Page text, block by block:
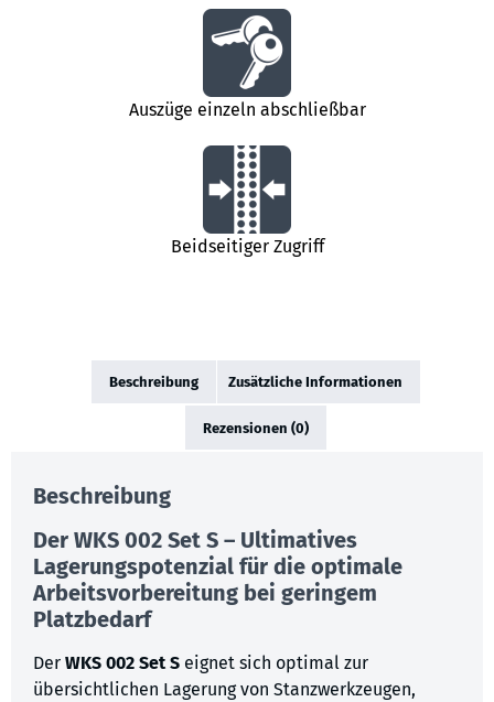
Auszüge einzeln abschließbar
Beidseitiger Zugriff
Beschreibung Zusätzliche Informationen
Rezensionen (0)
Beschreibung
Der WKS 002 Set S – Ultimatives
Lagerungspotenzial für die optimale
Arbeitsvorbereitung bei geringem
Platzbedarf
Der WKS 002 Set S eignet sich optimal zur
übersichtlichen Lagerung von Stanzwerkzeugen,